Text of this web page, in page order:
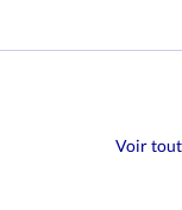
Voir tout